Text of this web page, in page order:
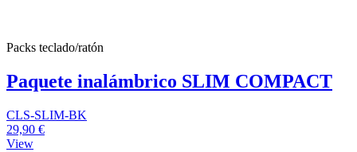
Packs teclado/ratón
Paquete inalámbrico SLIM COMPACT
CLS-SLIM-BK
29,90 €
View